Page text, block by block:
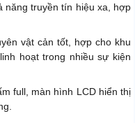
năng truyền tín hiệu xa, hợp
vật cản tốt, hợp cho khu
hoạt trong nhiều sự kiện
full, màn hình LCD hiển thị